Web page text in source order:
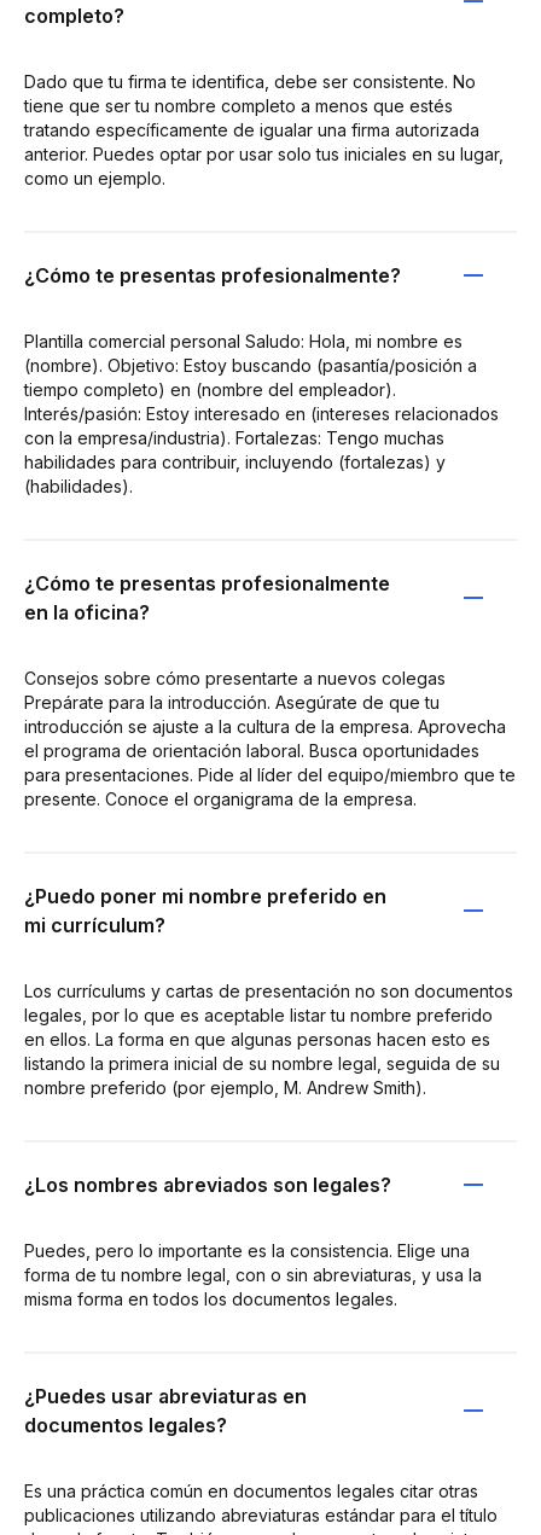
completo?
Dado que tu firma te identifica, debe ser consistente. No
tiene que ser tu nombre completo a menos que estés
tratando específicamente de igualar una firma autorizada
anterior. Puedes optar por usar solo tus iniciales en su lugar,
como un ejemplo.
¿Cómo te presentas profesionalmente?
Plantilla comercial personal Saludo: Hola, mi nombre es
(nombre). Objetivo: Estoy buscando (pasantía/posición a
tiempo completo) en (nombre del empleador).
Interés/pasión: Estoy interesado en (intereses relacionados
con la empresa/industria). Fortalezas: Tengo muchas
habilidades para contribuir, incluyendo (fortalezas) y
(habilidades).
¿Cómo te presentas profesionalmente
en la oficina?
Consejos sobre cómo presentarte a nuevos colegas
Prepárate para la introducción. Asegúrate de que tu
introducción se ajuste a la cultura de la empresa. Aprovecha
el programa de orientación laboral. Busca oportunidades
para presentaciones. Pide al líder del equipo/miembro que te
presente. Conoce el organigrama de la empresa.
¿Puedo poner mi nombre preferido en
mi currículum?
Los currículums y cartas de presentación no son documentos
legales, por lo que es aceptable listar tu nombre preferido
en ellos. La forma en que algunas personas hacen esto es
listando la primera inicial de su nombre legal, seguida de su
nombre preferido (por ejemplo, M. Andrew Smith).
¿Los nombres abreviados son legales?
Puedes, pero lo importante es la consistencia. Elige una
forma de tu nombre legal, con o sin abreviaturas, y usa la
misma forma en todos los documentos legales.
¿Puedes usar abreviaturas en
documentos legales?
Es una práctica común en documentos legales citar otras
publicaciones utilizando abreviaturas estándar para el título